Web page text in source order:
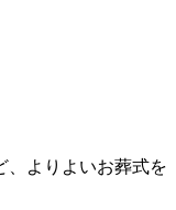
、よりよいお葬式を